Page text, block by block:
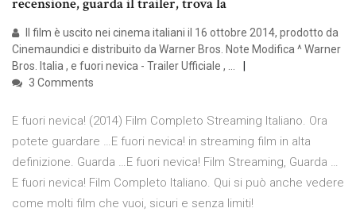
recensione, guarda il trailer, trova la
Il film è uscito nei cinema italiani il 16 ottobre 2014, prodotto da
Cinemaundici e distribuito da Warner Bros. Note Modifica ^ Warner
Bros. Italia , e fuori nevica - Trailer Ufficiale , …
3 Comments
E fuori nevica! (2014) Film Completo Streaming Italiano. Ora
potete guardare …E fuori nevica! in streaming film in alta
definizione. Guarda …E fuori nevica! Film Streaming, Guarda …
E fuori nevica! Film Completo Italiano. Qui si può anche vedere
come molti film che vuoi, sicuri e senza limiti!